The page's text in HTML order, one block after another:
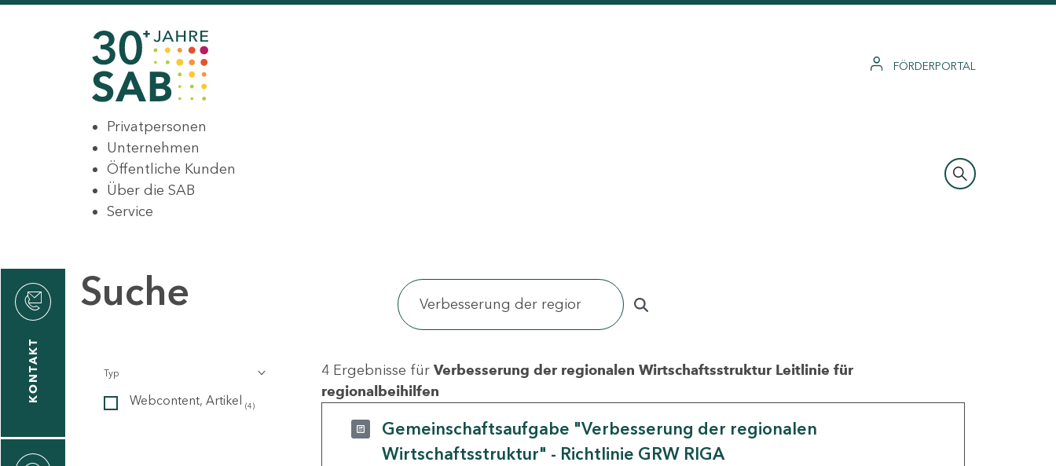
FÖRDERPORTAL
Privatpersonen
Unternehmen
Öffentliche Kunden
Über die SAB
Service
KONTAKT
Suche
Typ
Webcontent, Artikel (4)
4 Ergebnisse für Verbesserung der regionalen Wirtschaftsstruktur Leitlinie für
regionalbeihilfen
Gemeinschaftsaufgabe "Verbesserung der regionalen
Wirtschaftsstruktur" - Richtlinie GRW RIGA